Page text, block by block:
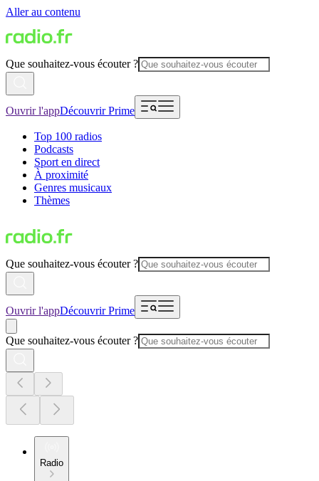
Aller au contenu
Que souhaitez-vous écouter ?
Ouvrir l'appDécouvrir Prime
Top 100 radios
Podcasts
Sport en direct
À proximité
Genres musicaux
Thèmes
Que souhaitez-vous écouter ?
Ouvrir l'appDécouvrir Prime
Que souhaitez-vous écouter ?
Radio